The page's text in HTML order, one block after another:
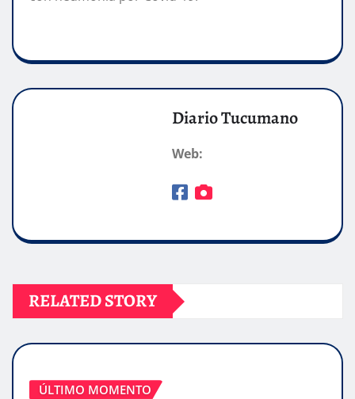
Diario Tucumano
Web:
RELATED STORY
ÚLTIMO MOMENTO